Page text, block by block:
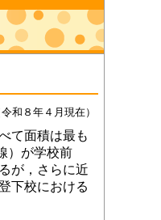
令和８年４月現在）
て面積は最も
）が学校前
が，さらに近
下校における